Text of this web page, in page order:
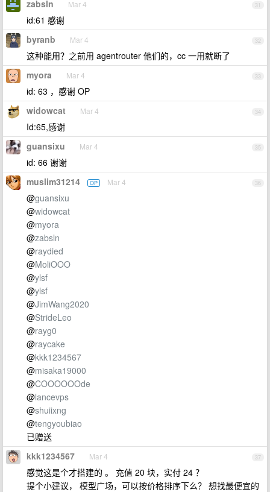
31
zabsln Mar 4
id:61 感谢
32
byranb Mar 4
这种能用？之前用 agentrouter 他们的，cc 一用就断了
33
myora Mar 4
id: 63 ，感谢 OP
34
widowcat Mar 4
Id:65,感谢
35
guansixu Mar 4
id: 66 谢谢
36
muslim31214 OP Mar 4
@guansixu
@widowcat
@myora
@zabsln
@raydied
@MoliOOO
@ylsf
@ylsf
@JimWang2020
@StrideLeo
@rayg0
@raycake
@kkk1234567
@misaka19000
@COOOOOOde
@lancevps
@shuiixng
@tengyoubiao
已赠送
37
kkk1234567 Mar 4
感觉这是个才搭建的 。 充值 20 块，实付 24 ？
提个小建议， 模型广场，可以按价格排序下么？ 想找最便宜的